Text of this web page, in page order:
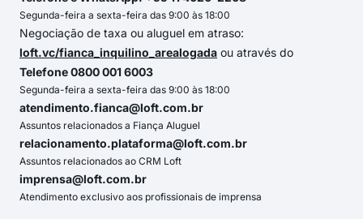
Segunda-feira a sexta-feira das 9:00 às 18:00
Negociação de taxa ou aluguel em atraso:
loft.vc/fianca_inquilino_arealogada ou através do
Telefone 0800 001 6003
Segunda-feira a sexta-feira das 9:00 às 18:00
atendimento.fianca@loft.com.br
Assuntos relacionados a Fiança Aluguel
relacionamento.plataforma@loft.com.br
Assuntos relacionados ao CRM Loft
imprensa@loft.com.br
Atendimento exclusivo aos profissionais de imprensa